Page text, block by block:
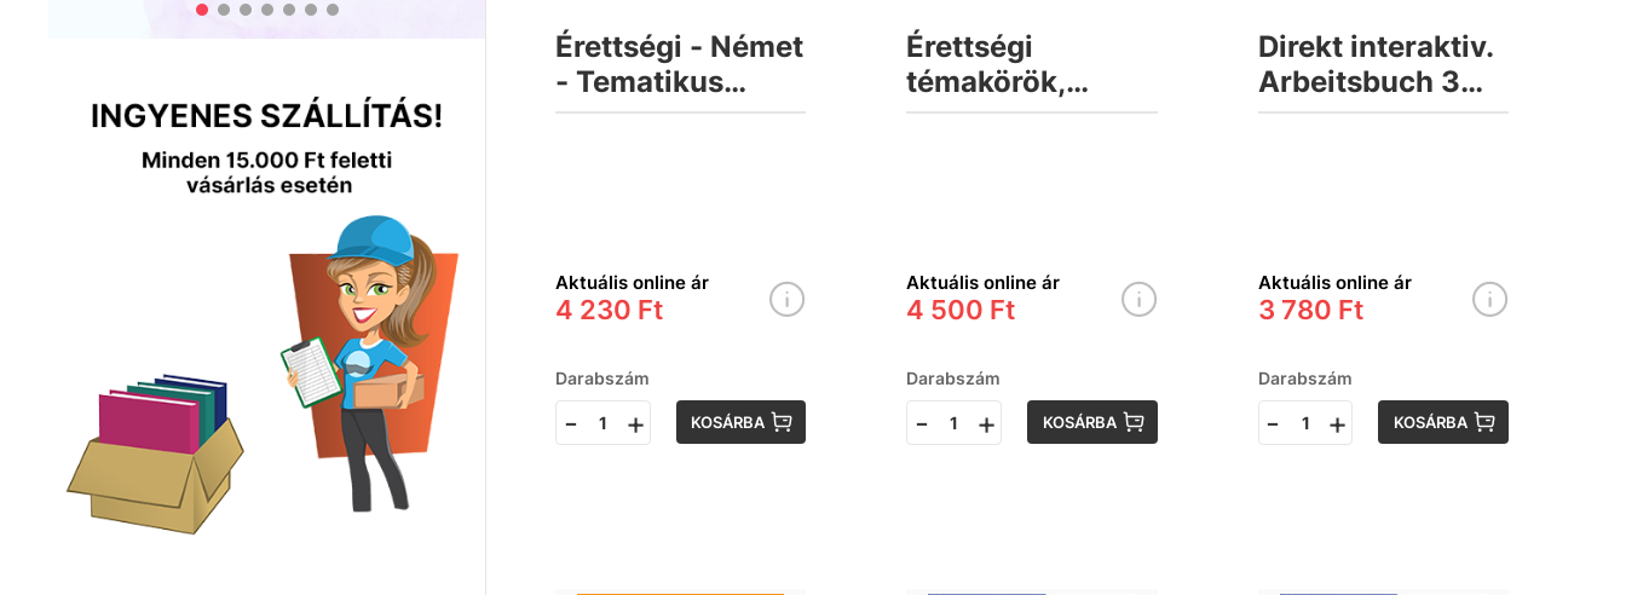
Érettségi - Német
- Tematikus
feladatgyűjtemény
Aktuális online ár
4 230 Ft
Darabszám
- + KOSÁRBA
Érettségi
témakörök,
feladatsorok.
Aktuális online ár
4 500 Ft
Darabszám
- + KOSÁRBA
Direkt interaktiv.
Arbeitsbuch 3
mit Audios online
Aktuális online ár
3 780 Ft
Darabszám
- + KOSÁRBA